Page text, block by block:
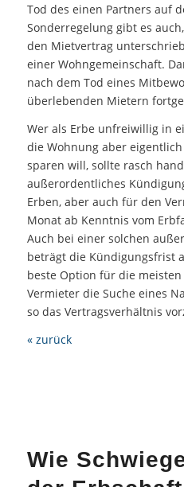
Tod des einen Partners auf
Sonderregelung gibt es
den Mietvertrag
einer Wohngemeinschaft.
nach dem Tod eines
überlebenden Mietern
Wer als Erbe unfreiwillig in
die Wohnung aber
sparen will, sollte rasch
außerordentliches
Erben, aber auch für den
Monat ab Kenntnis vom
Auch bei einer solchen
beträgt die Kündigungsfrist
beste Option für die
Vermieter die Suche eines
so das Vertragsverhältnis
« zurück
Wie